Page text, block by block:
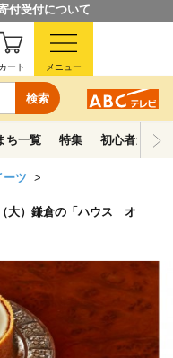
付受付について
検索
カート メニュー
ち一覧 特集 初心者ガイド
ーツ
大）鎌倉の「ハウス オ